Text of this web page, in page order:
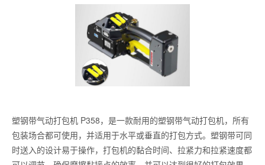
塑钢带气动打包机 P358，是一款耐用的塑钢带气动打包机，所有
包装场合都可使用，并适用于水平或垂直的打包方式。塑钢带可同
时送入的设计易于操作，打包机的黏合时间、拉紧力和拉紧速度都